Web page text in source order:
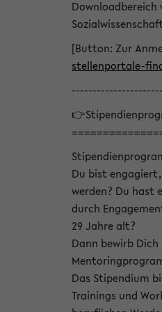
[Button: Zur
stellenportale-
Du bist
werden? Du hast
durch
29 Jahre alt?
Dann bewirb
Das Stipendium
Trainings und